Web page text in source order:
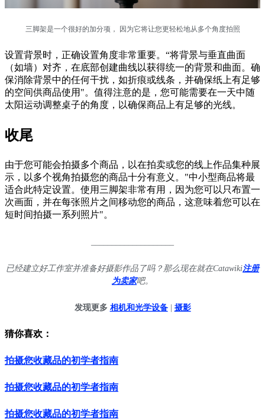
三脚架是一个很好的加分项， 因为它将让您更轻松地从多个角度拍照
设置背景时，正确设置角度非常重要。“将背景与垂直曲面
（如墙）对齐，在底部创建曲线以获得统一的背景和曲面。确
保消除背景中的任何干扰，如折痕或线条，并确保纸上有足够
的空间供商品使用"。值得注意的是，您可能需要在一天中随
太阳运动调整桌子的角度，以确保商品上有足够的光线。
收尾
由于您可能会拍摄多个商品，以在拍卖或您的线上作品集种展
示，以多个视角拍摄您的商品十分有意义。"中小型商品将最
适合此特定设置。使用三脚架非常有用，因为您可以只布置一
次画面，并在每张照片之间移动您的商品，这意味着您可以在
短时间拍摄一系列照片"。
已经建立好工作室并准备好摄影作品了吗？那么现在就在Catawiki注册
为卖家吧。
发现更多 相机和光学设备| 摄影
猜你喜欢：
拍摄您收藏品的初学者指南
拍摄您收藏品的初学者指南
拍摄您收藏品的初学者指南